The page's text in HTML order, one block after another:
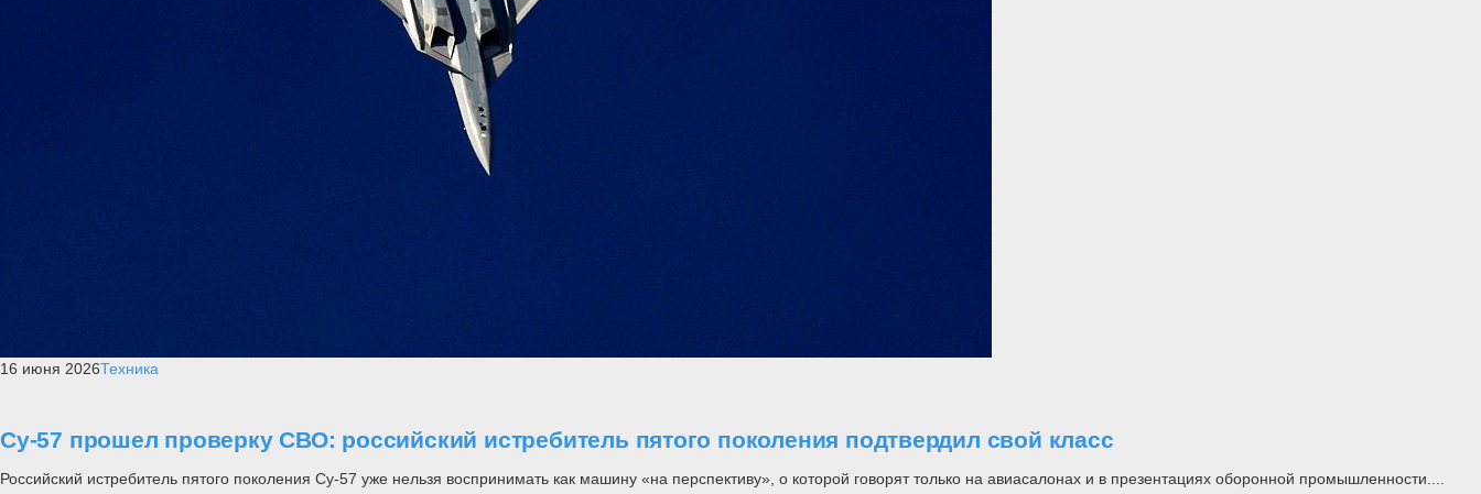
16 июня 2026Техника
Су-57 прошел проверку СВО: российский истребитель пятого поколения подтвердил свой класс
Российский истребитель пятого поколения Су-57 уже нельзя воспринимать как машину «на перспективу», о которой говорят только на авиасалонах и в презентациях оборонной промышленности....